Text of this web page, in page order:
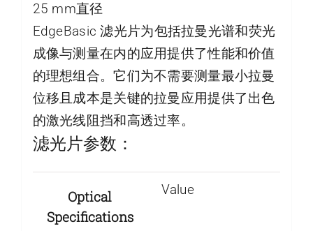
25 mm直径
EdgeBasic 滤光片为包括拉曼光谱和荧光
成像与测量在内的应用提供了性能和价值
的理想组合。它们为不需要测量最小拉曼
位移且成本是关键的拉曼应用提供了出色
的激光线阻挡和高透过率。
滤光片参数：
Optical
Specifications
Value